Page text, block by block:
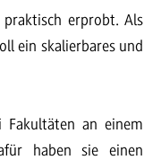
erprobt. Als
ein skalierbares und
Fakultäten an einem
haben sie einen